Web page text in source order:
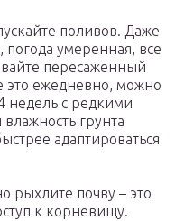
поливов. Даже
погода умеренная, все
пересаженный
это ежедневно, можно
недель с редкими
грунта
адаптироваться
рыхлите почву – это
к корневищу.